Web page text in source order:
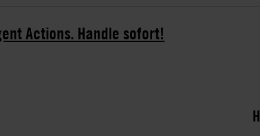
Actions. Handle sofort!